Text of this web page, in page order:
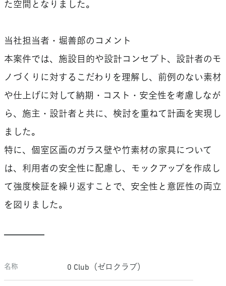
た空間となりました。
当社担当者・堀善郎のコメント
本案件では、施設目的や設計コンセプト、設計者のモ
ノづくりに対するこだわりを理解し、前例のない素材
や仕上げに対して納期・コスト・安全性を考慮しなが
ら、施主・設計者と共に、検討を重ねて計画を実現し
ました。
特に、個室区画のガラス壁や竹素材の家具について
は、利用者の安全性に配慮し、モックアップを作成し
て強度検証を繰り返すことで、安全性と意匠性の両立
を図りました。
名称 0 Club（ゼロクラブ）